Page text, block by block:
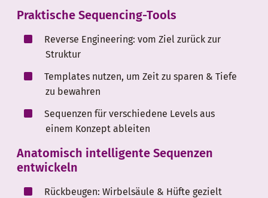
Praktische Sequencing-Tools
Reverse Engineering: vom Ziel zurück zur
Struktur
Templates nutzen, um Zeit zu sparen & Tiefe
zu bewahren
Sequenzen für verschiedene Levels aus
einem Konzept ableiten
Anatomisch intelligente Sequenzen
entwickeln
Rückbeugen: Wirbelsäule & Hüfte gezielt